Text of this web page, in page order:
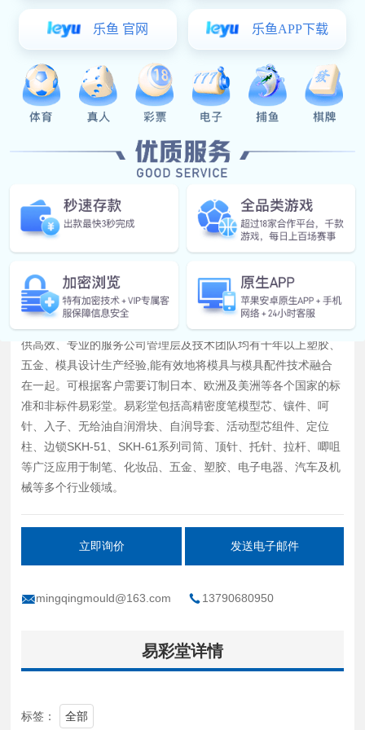
锁模扣LL
易彩堂官网-追求健康,你我一起成长 顺应模具市场发展的需要,于
2003年底设厂于中国模具名镇一东莞长安,为模具行业的发展提
供高效、专业的服务公司管理层及技术团队均有十年以上塑胶、
五金、模具设计生产经验,能有效地将模具与模具配件技术融合
在一起。可根据客户需要订制日本、欧洲及美洲等各个国家的标
准和非标件易彩堂。易彩堂包括高精密度笔模型芯、镶件、呵
针、入子、无给油自润滑块、自润导套、活动型芯组件、定位
柱、边锁SKH-51、SKH-61系列司筒、顶针、托针、拉杆、唧咀
等广泛应用于制笔、化妆品、五金、塑胶、电子电器、汽车及机
械等多个行业领域。
立即询价 发送电子邮件
mingqingmould@163.com 13790680950
易彩堂详情